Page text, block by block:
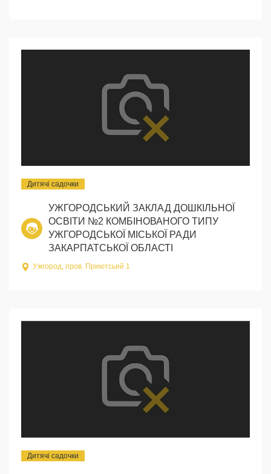
Дитячі садочки
УЖГОРОДСЬКИЙ ЗАКЛАД ДОШКІЛЬНОЇ
ОСВІТИ №2 КОМБІНОВАНОГО ТИПУ
УЖГОРОДСЬКОЇ МІСЬКОЇ РАДИ
ЗАКАРПАТСЬКОЇ ОБЛАСТІ
Ужгород, пров. Приютсьий 1
Дитячі садочки